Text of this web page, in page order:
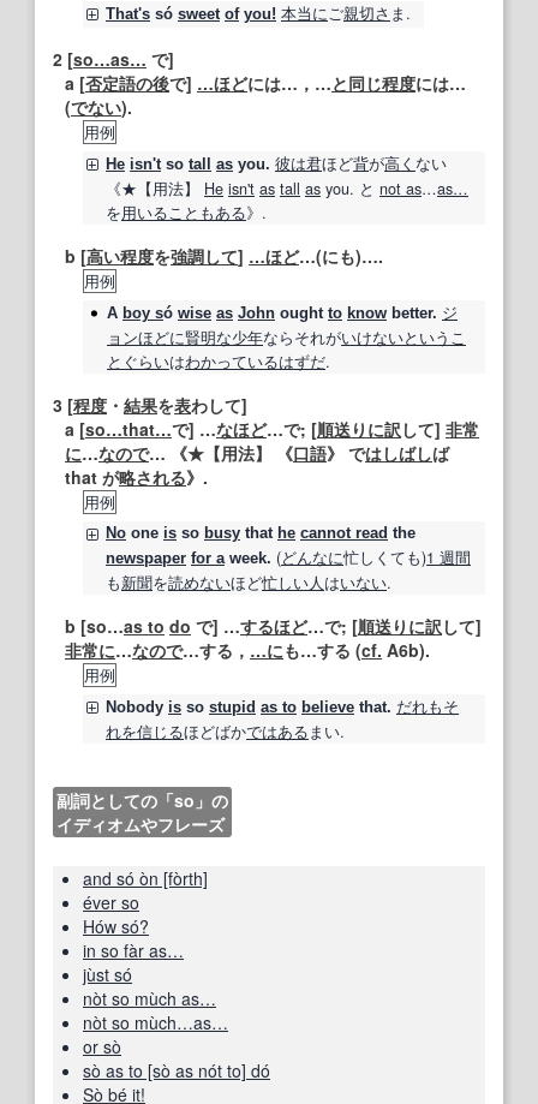
That's só sweet of you! 本当にご親切さ ま.
2 [so…as… で]
a [否定語の後で] …ほどには…，…と同じ程度には…
(でない).
用例
He isn't so tall as you. 彼は君ほど背が高く ない
《★ 【用法】 He isn't as tall as you. と not as…as…
を用いることもある》.
b [高い程度を強調して] …ほど…(にも)….
用例
A boy só wise as John ought to know better. ジ
ョンほどに賢明な少年ならそれがいけないというこ
と ぐらいはわかっているはずだ.
3 [程度 ・ 結果を表わして]
a [so…that…で] …なほど…で; [順送りに訳 して] 非常
に…なので… 《★ 【用法】 《口語》 ではしばしば
that が略される》.
用例
No one is so busy that he cannot read the
newspaper for a week. (どんなに忙しくても)1 週間
も新聞を読めないほど忙しい人はいない.
b [so…as to do で] …するほど…で; [順送りに訳 して]
非常に…なので…する， …にも…する (cf. A6b).
用例
Nobody is so stupid as to believe that. だれもそ
れを信じるほどばかではあるまい.
副詞としての「so」の
イディオムやフレーズ
and só òn [fòrth]
éver so
Hów só?
in so fàr as…
jùst só
nòt so mùch as…
nòt so mùch…as…
or sò
sò as to [sò as nót to] dó
Sò bé it!